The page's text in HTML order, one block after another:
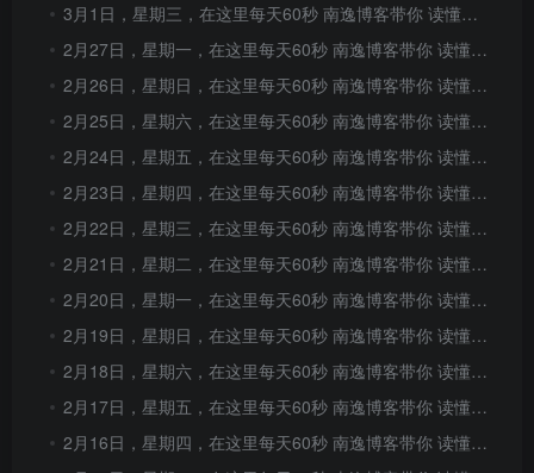
3月1日，星期三，在这里每天60秒 南逸博客带你 读懂世界！
2月27日，星期一，在这里每天60秒 南逸博客带你 读懂世界！
2月26日，星期日，在这里每天60秒 南逸博客带你 读懂世界！
2月25日，星期六，在这里每天60秒 南逸博客带你 读懂世界！
2月24日，星期五，在这里每天60秒 南逸博客带你 读懂世界！
2月23日，星期四，在这里每天60秒 南逸博客带你 读懂世界！
2月22日，星期三，在这里每天60秒 南逸博客带你 读懂世界！
2月21日，星期二，在这里每天60秒 南逸博客带你 读懂世界！
2月20日，星期一，在这里每天60秒 南逸博客带你 读懂世界！
2月19日，星期日，在这里每天60秒 南逸博客带你 读懂世界！
2月18日，星期六，在这里每天60秒 南逸博客带你 读懂世界！
2月17日，星期五，在这里每天60秒 南逸博客带你 读懂世界！
2月16日，星期四，在这里每天60秒 南逸博客带你 读懂世界！